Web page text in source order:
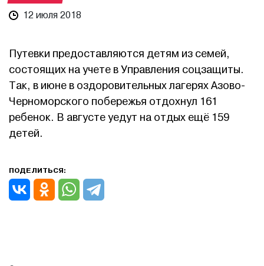
12 июля 2018
Путевки предоставляются детям из семей,
состоящих на учете в Управления соцзащиты.
Так, в июне в оздоровительных лагерях Азово-
Черноморского побережья отдохнул 161
ребенок. В августе уедут на отдых ещё 159
детей.
ПОДЕЛИТЬСЯ: